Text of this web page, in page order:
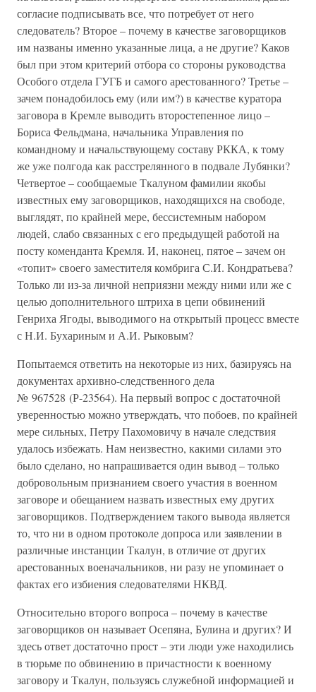
согласие подписывать все, что потребует от него
следователь? Второе – почему в качестве заговорщиков
им названы именно указанные лица, а не другие? Каков
был при этом критерий отбора со стороны руководства
Особого отдела ГУГБ и самого арестованного? Третье –
зачем понадобилось ему (или им?) в качестве куратора
заговора в Кремле выводить второстепенное лицо –
Бориса Фельдмана, начальника Управления по
командному и начальствующему составу РККА, к тому
же уже полгода как расстрелянного в подвале Лубянки?
Четвертое – сообщаемые Ткалуном фамилии якобы
известных ему заговорщиков, находящихся на свободе,
выглядят, по крайней мере, бессистемным набором
людей, слабо связанных с его предыдущей работой на
посту коменданта Кремля. И, наконец, пятое – зачем он
«топит» своего заместителя комбрига С.И. Кондратьева?
Только ли из-за личной неприязни между ними или же с
целью дополнительного штриха в цепи обвинений
Генриха Ягоды, выводимого на открытый процесс вместе
с Н.И. Бухариным и А.И. Рыковым?
Попытаемся ответить на некоторые из них, базируясь на
документах архивно-следственного дела
№ 967528 (Р-23564). На первый вопрос с достаточной
уверенностью можно утверждать, что побоев, по крайней
мере сильных, Петру Пахомовичу в начале следствия
удалось избежать. Нам неизвестно, какими силами это
было сделано, но напрашивается один вывод – только
добровольным признанием своего участия в военном
заговоре и обещанием назвать известных ему других
заговорщиков. Подтверждением такого вывода является
то, что ни в одном протоколе допроса или заявлении в
различные инстанции Ткалун, в отличие от других
арестованных военачальников, ни разу не упоминает о
фактах его избиения следователями НКВД.
Относительно второго вопроса – почему в качестве
заговорщиков он называет Осепяна, Булина и других? И
здесь ответ достаточно прост – эти люди уже находились
в тюрьме по обвинению в причастности к военному
заговору и Ткалун, пользуясь служебной информацией и